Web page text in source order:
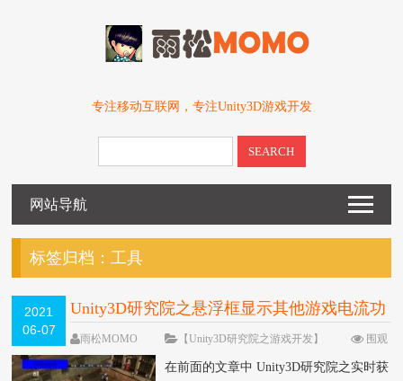
专注移动互联网，专注Unity3D游戏开发
SEARCH
网站导航
标签归档：工具
2021
06-07
Unity3D研究院之悬浮框显示其他游戏电流功
耗（一百二十六）
雨松MOMO 【Unity3D研究院之游戏开发】
围观
7720次
2 条评论
在前面的文章中 Unity3D研究院之实时获